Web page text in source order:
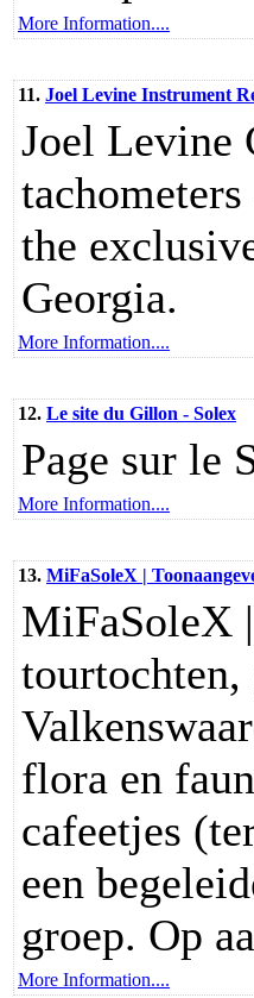
More Information....
11. Joel Levine Instrument
Joel Levine
the
Georgia.
More Information....
12. Le site du Gillon - Solex
Page sur le
More Information....
13. MiFaSoleX |
MiFaSoleX
tourtochten,
flora en
cafeetjes
een
groep. Op
More Information....